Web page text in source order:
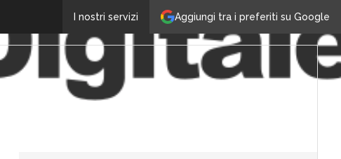
Aggiungi tra i preferiti su Google
I nostri servizi